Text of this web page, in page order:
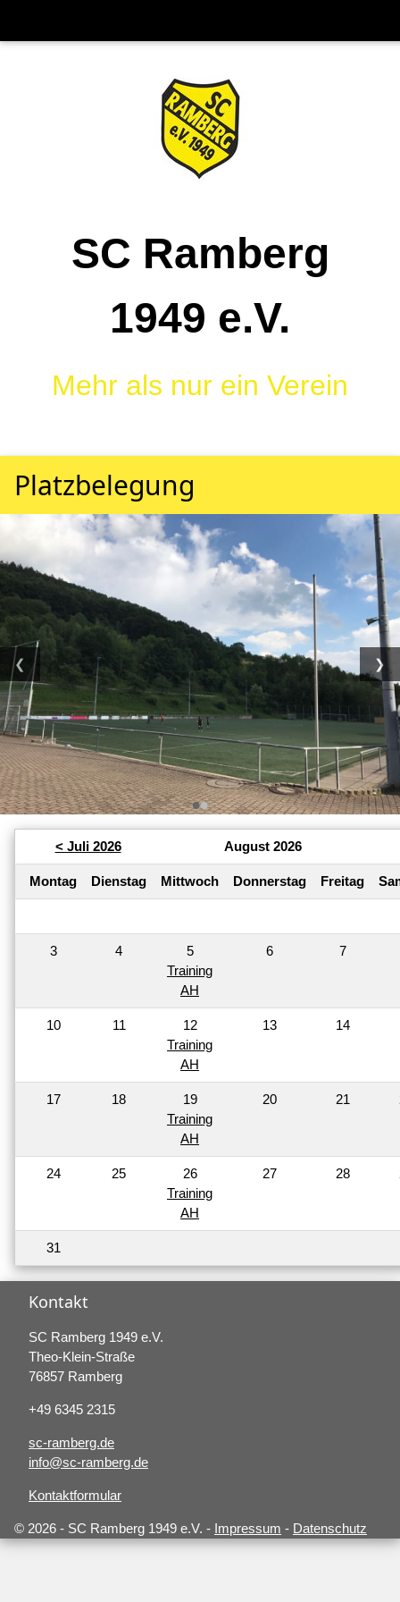
SC Ramberg
1949 e.V.
Mehr als nur ein Verein
Platzbelegung
❮
••
❯
< Juli 2026 August 2026
Montag Dienstag Mittwoch Donnerstag Freitag
3 4
5
Training
AH
6 7
10 11
12
Training
AH
13 14
17 18
19
Training
AH
20 21
24 25
26
Training
AH
27 28
31
Kontakt
SC Ramberg 1949 e.V.
Theo-Klein-Straße
76857 Ramberg
+49 6345 2315
sc-ramberg.de
info@sc-ramberg.de
Kontaktformular
© 2026 - SC Ramberg 1949 e.V. - Impressum - Datenschutz